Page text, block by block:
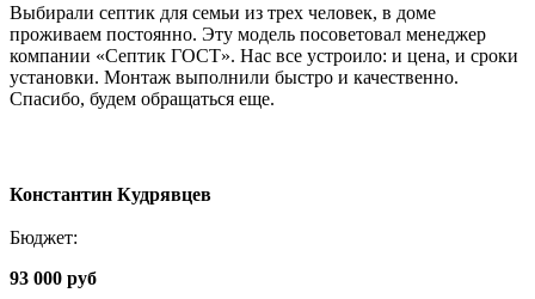
Выбирали септик для семьи из трех человек, в доме
проживаем постоянно. Эту модель посоветовал менеджер
компании «Септик ГОСТ». Нас все устроило: и цена, и сроки
установки. Монтаж выполнили быстро и качественно.
Спасибо, будем обращаться еще.
Константин Кудрявцев
Бюджет:
93 000 руб